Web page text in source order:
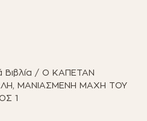
Βιβλία / Ο ΚΑΠΕΤΑΝ
ΜΑΝΙΑΣΜΕΝΗ ΜΑΧΗ ΤΟΥ
1